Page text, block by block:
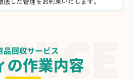
品回収サービス
の作業内容